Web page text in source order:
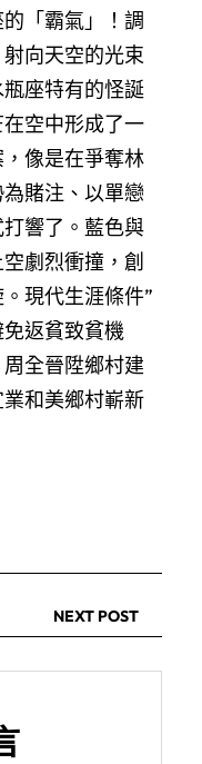
「霸氣」！調
向天空的光束
座特有的怪誕
空中形成了一
像是在爭奪林
賭注、以單戀
響了。藍色與
劇烈衝撞，創
現代生涯條件”
返貧致貧機
全晉陞鄉村建
和美鄉村嶄新
NEXT POST